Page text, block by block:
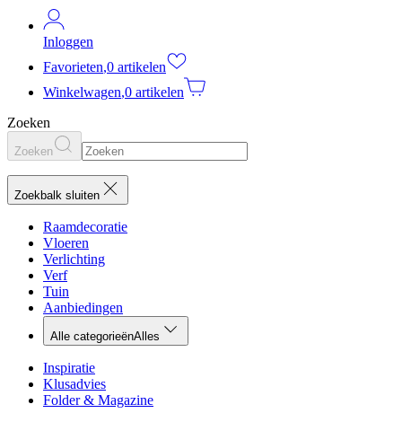
Inloggen
Favorieten,0 artikelen
Winkelwagen,0 artikelen
Zoeken
Zoeken
Zoekbalk sluiten
Raamdecoratie
Vloeren
Verlichting
Verf
Tuin
Aanbiedingen
Alle categorieënAlles
Inspiratie
Klusadvies
Folder & Magazine